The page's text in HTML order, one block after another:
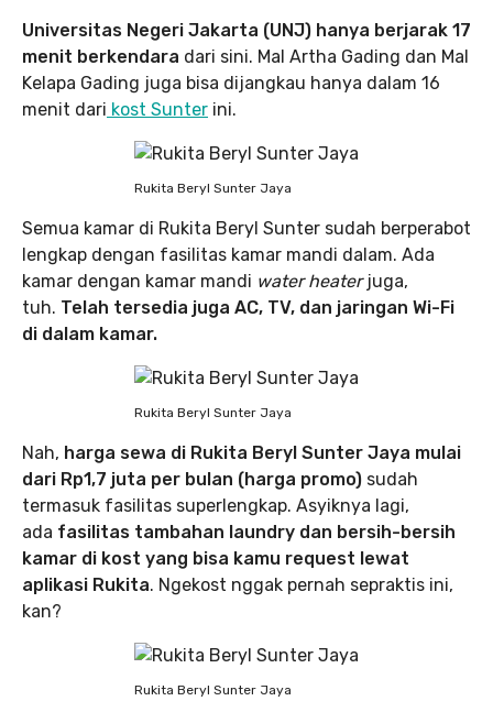
Universitas Negeri Jakarta (UNJ) hanya berjarak 17
menit berkendara dari sini. Mal Artha Gading dan Mal
Kelapa Gading juga bisa dijangkau hanya dalam 16
menit dari kost Sunter ini.
Rukita Beryl Sunter Jaya
Semua kamar di Rukita Beryl Sunter sudah berperabot
lengkap dengan fasilitas kamar mandi dalam. Ada
kamar dengan kamar mandi water heaterjuga,
tuh. Telah tersedia juga AC, TV, dan jaringan Wi-Fi
di dalam kamar.
Rukita Beryl Sunter Jaya
Nah, harga sewa di Rukita Beryl Sunter Jaya mulai
dari Rp1,7 juta per bulan (harga promo) sudah
termasuk fasilitas superlengkap. Asyiknya lagi,
ada fasilitas tambahan laundry dan bersih-bersih
kamar di kost yang bisa kamu request lewat
aplikasi Rukita. Ngekost nggak pernah sepraktis ini,
kan?
Rukita Beryl Sunter Jaya